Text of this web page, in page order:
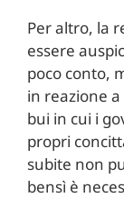
Per altro, la
essere
poco conto,
in reazione
bui in cui i
propri
subite non
bensì è